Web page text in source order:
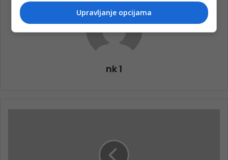
nk 1
Upravljanje opcijama